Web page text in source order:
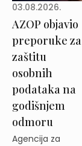
03.08.2026.
AZOP objavio
preporuke za
zaštitu
osobnih
podataka na
godišnjem
odmoru
Agencija za